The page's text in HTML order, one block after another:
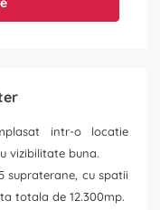
intr-o locatie
vizibilitate buna.
supraterane, cu spatii
totala de 12.300mp.